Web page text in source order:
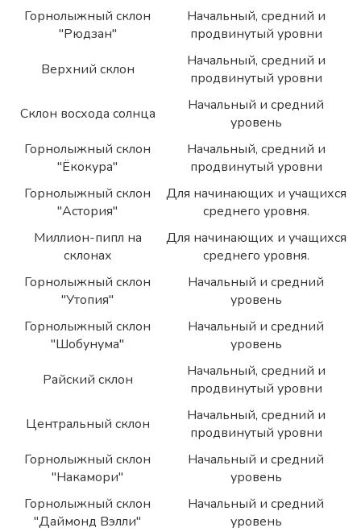
Горнолыжный склон
"Рюдзан"
Начальный, средний и
продвинутый уровни
Верхний склон
Начальный, средний и
продвинутый уровни
Склон восхода солнца
Начальный и средний
уровень
Горнолыжный склон
"Ёкокура"
Начальный, средний и
продвинутый уровни
Горнолыжный склон
"Астория"
Для начинающих и учащихся
среднего уровня.
Миллион-пипл на
склонах
Для начинающих и учащихся
среднего уровня.
Горнолыжный склон
"Утопия"
Начальный и средний
уровень
Горнолыжный склон
"Шобунума"
Начальный и средний
уровень
Райский склон
Начальный, средний и
продвинутый уровни
Центральный склон
Начальный, средний и
продвинутый уровни
Горнолыжный склон
"Накамори"
Начальный и средний
уровень
Горнолыжный склон
"Даймонд Вэлли"
Начальный и средний
уровень